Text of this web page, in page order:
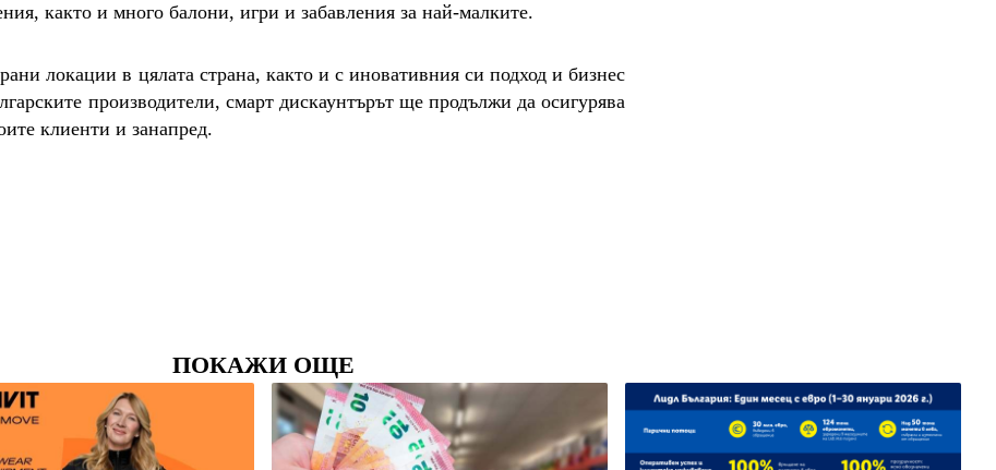
както и много балони, игри и забавления за най-малките.
локации в цялата страна, както и с иновативния си подход и бизнес
производители, смарт дискаунтърът ще продължи да осигурява
клиенти и занапред.
ПОКАЖИ ОЩЕ